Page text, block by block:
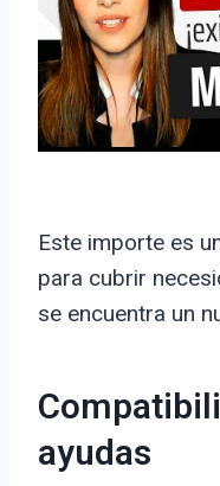
Este importe es
para cubrir
se encuentra un
ayudas